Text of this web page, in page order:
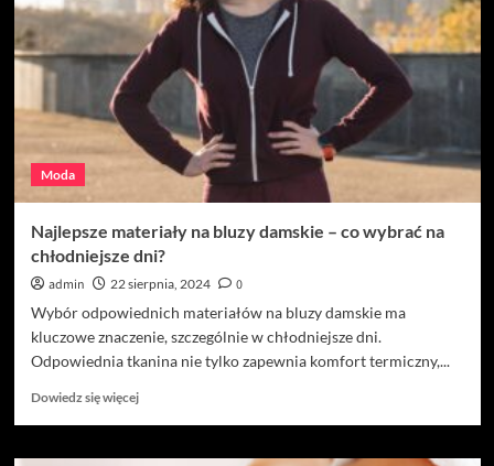
ogrodzie
–
połączenie
klasyki
nowoczesności
Moda
Najlepsze materiały na bluzy damskie – co wybrać na
chłodniejsze dni?
admin 22 sierpnia, 2024
0
Wybór odpowiednich materiałów na bluzy damskie ma
kluczowe znaczenie, szczególnie w chłodniejsze dni.
Odpowiednia tkanina nie tylko zapewnia komfort termiczny,...
Dowiedz się więcejDowiedz
o